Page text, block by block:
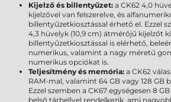
Kijelző és billentyűzet: a CK62 4,0
kijelzővel van felszerelve, és
billentyűzetkiosztással érhető el. Ezzel
4,3 hüvelyk (10,9 cm) átmérőjű kijelzőt
billentyűzetkiosztással is elérhető,
numerikus, valamint a nagy méretű
numerikus opciókat is.
Teljesítmény és memória: a CK62
RAM-mal, valamint 64 GB vagy 128 GB
Ezzel szemben a CK67 egységesen 8
belső tárhellyel rendelkezik, ami